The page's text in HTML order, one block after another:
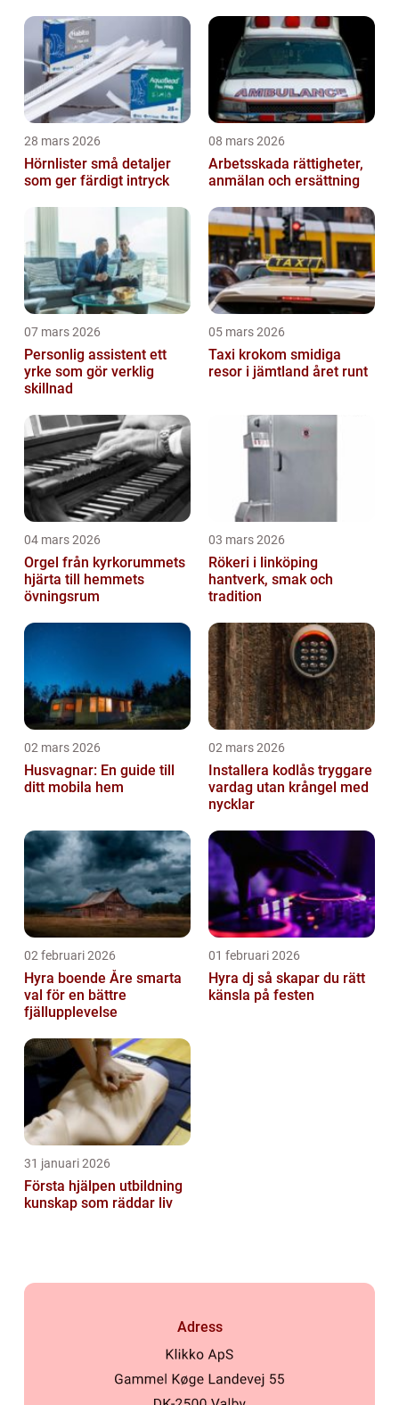
28 mars 2026
Hörnlister små detaljer
som ger färdigt intryck
08 mars 2026
Arbetsskada rättigheter,
anmälan och ersättning
07 mars 2026
Personlig assistent ett
yrke som gör verklig
skillnad
05 mars 2026
Taxi krokom smidiga
resor i jämtland året runt
04 mars 2026
Orgel från kyrkorummets
hjärta till hemmets
övningsrum
03 mars 2026
Rökeri i linköping
hantverk, smak och
tradition
02 mars 2026
Husvagnar: En guide till
ditt mobila hem
02 mars 2026
Installera kodlås tryggare
vardag utan krångel med
nycklar
02 februari 2026
Hyra boende Åre smarta
val för en bättre
fjällupplevelse
01 februari 2026
Hyra dj så skapar du rätt
känsla på festen
31 januari 2026
Första hjälpen utbildning
kunskap som räddar liv
Adress